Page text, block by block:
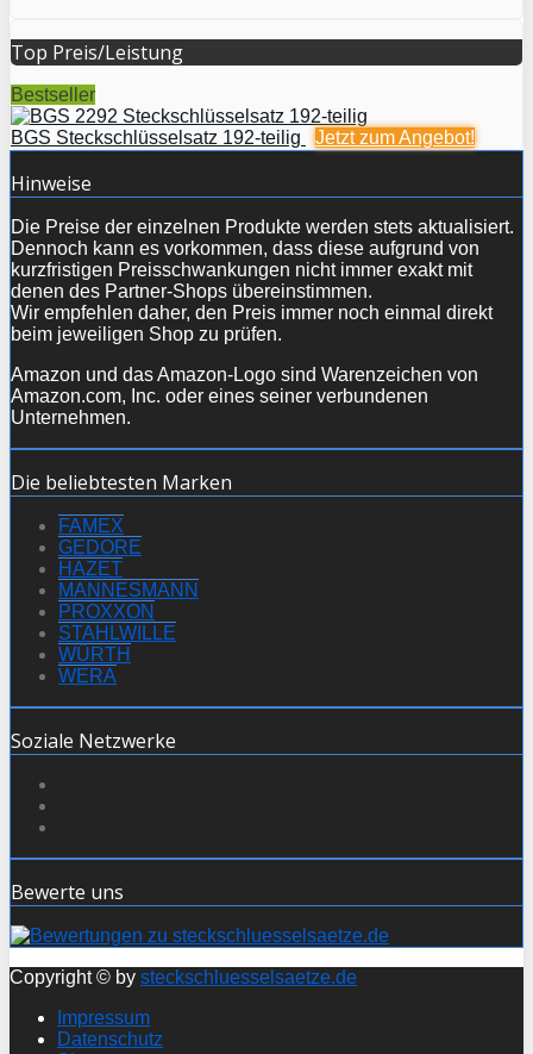
Top Preis/Leistung
Bestseller
BGS Steckschlüsselsatz 192-teilig Jetzt zumAngebot!
Hinweise
Die Preise der einzelnen Produkte werden stets aktualisiert.
Dennoch kann es vorkommen, dass diese aufgrund von
kurzfristigen Preisschwankungen nicht immer exakt mit
denen des Partner-Shops übereinstimmen.
Wir empfehlen daher, den Preis immer noch einmal direkt
beim jeweiligen Shop zu prüfen.
Amazon und das Amazon-Logo sind Warenzeichen von
Amazon.com, Inc. oder eines seiner verbundenen
Unternehmen.
Die beliebtesten Marken
FAMEX
GEDORE
HAZET
MANNESMANN
PROXXON
STAHLWILLE
WÜRTH
WERA
Soziale Netzwerke
Bewerte uns
Copyright © by steckschluesselsaetze.de
Impressum
Datenschutz